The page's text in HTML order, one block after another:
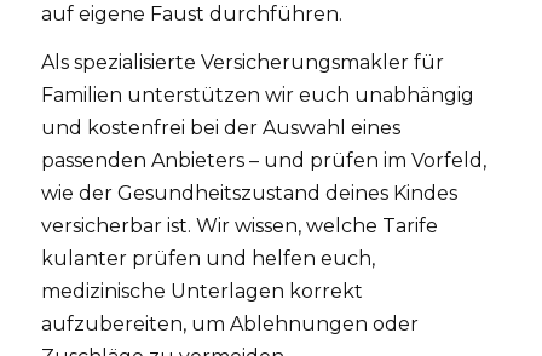
auf eigene Faust durchführen.
Als spezialisierte Versicherungsmakler für
Familien unterstützen wir euch unabhängig
und kostenfrei bei der Auswahl eines
passenden Anbieters – und prüfen im Vorfeld,
wie der Gesundheitszustand deines Kindes
versicherbar ist. Wir wissen, welche Tarife
kulanter prüfen und helfen euch,
medizinische Unterlagen korrekt
aufzubereiten, um Ablehnungen oder